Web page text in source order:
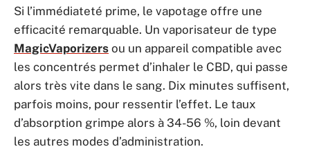
Si l’immédiateté prime, le vapotage offre une
efficacité remarquable. Un vaporisateur de type
MagicVaporizers ou un appareil compatible avec
les concentrés permet d’inhaler le CBD, qui passe
alors très vite dans le sang. Dix minutes suffisent,
parfois moins, pour ressentir l’effet. Le taux
d’absorption grimpe alors à 34-56 %, loin devant
les autres modes d’administration.